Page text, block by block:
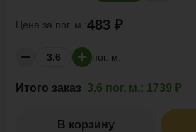
Цена за пог. м.:483 ₽
пог. м.
Итого заказ 3.6 пог. м.: 1739 ₽
В корзину